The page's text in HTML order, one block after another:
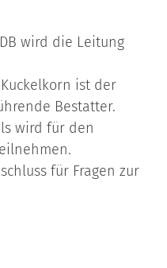
wird die Leitung
ist der
Bestatter.
wird für den
für Fragen zur